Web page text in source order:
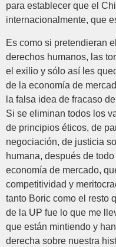
para establecer que el
internacionalmente, que
Es como si pretendieran
derechos humanos, las
el exilio y sólo así les
de la economía de
la falsa idea de fracaso
Si se eliminan todos los
de principios éticos, de
negociación, de justicia
humana, después de
economía de mercado,
competitividad y
tanto Boric como el resto
de la UP fue lo que me
que están mintiendo y
derecha sobre nuestra